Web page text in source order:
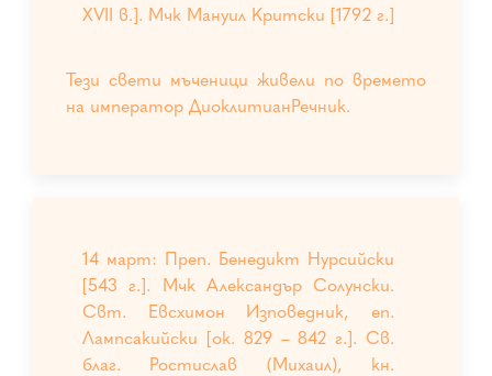
XVII в.]. Мчк Мануил Критски [1792 г.]
Тези свети мъченици живели по времето
на император ДиоклитианРечник.
14 март: Преп. Бенедикт Нурсийски
[543 г.]. Мчк Александър Солунски.
Свт. Евсхимон Изповедник, еп.
Лампсакийски [ок. 829 – 842 г.]. Св.
благ. Ростислав (Михаил), кн.